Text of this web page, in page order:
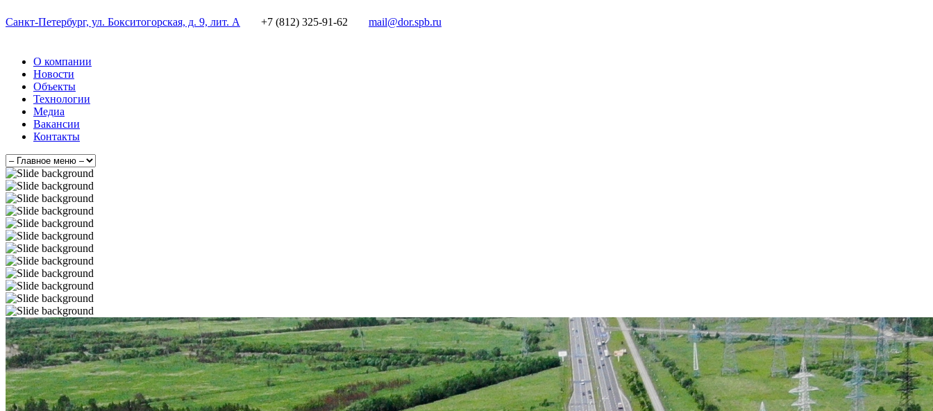
Санкт-Петербург, ул. Бокситогорская, д. 9, лит. А +7 (812) 325-91-62 mail@dor.spb.ru
О компании
Новости
Объекты
Технологии
Медиа
Вакансии
Контакты